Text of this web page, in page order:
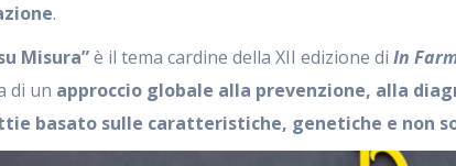
.
Misura”è il tema cardine della XII edizione di In
di un approccio globale alla prevenzione, alla
basato sulle caratteristiche, genetiche e non